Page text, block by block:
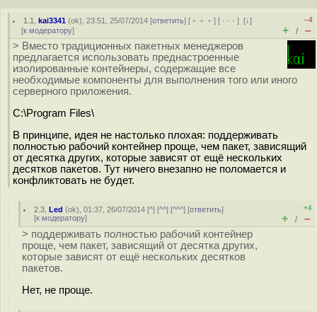
1.1 ,kai3341 (ok), 23:51, 25/07/2014 [ответить] [ ﹢﹢﹢] [ · · ·][↓]
[к модератору]
–4
+ / –
> Вместо традиционных пакетных менеджеров
предлагается использовать преднастроенные
изолированные контейнеры, содержащие все
необходимые компоненты для выполнения того или иного
серверного приложения.
C:\Program Files\
В принципе, идея не настолько плохая: поддерживать
полностью рабочий контейнер проще, чем пакет, зависящий
от десятка других, которые зависят от ещё нескольких
десятков пакетов. Тут ничего внезапно не поломается и
конфликтовать не будет.
2.3 ,Led (ok), 01:37, 26/07/2014 [^] [^^] [^^^] [ответить]
[к модератору]
+4
+ / –
> поддерживать полностью рабочий контейнер
проще, чем пакет, зависящий от десятка других,
которые зависят от ещё нескольких десятков
пакетов.
Нет, не проще.